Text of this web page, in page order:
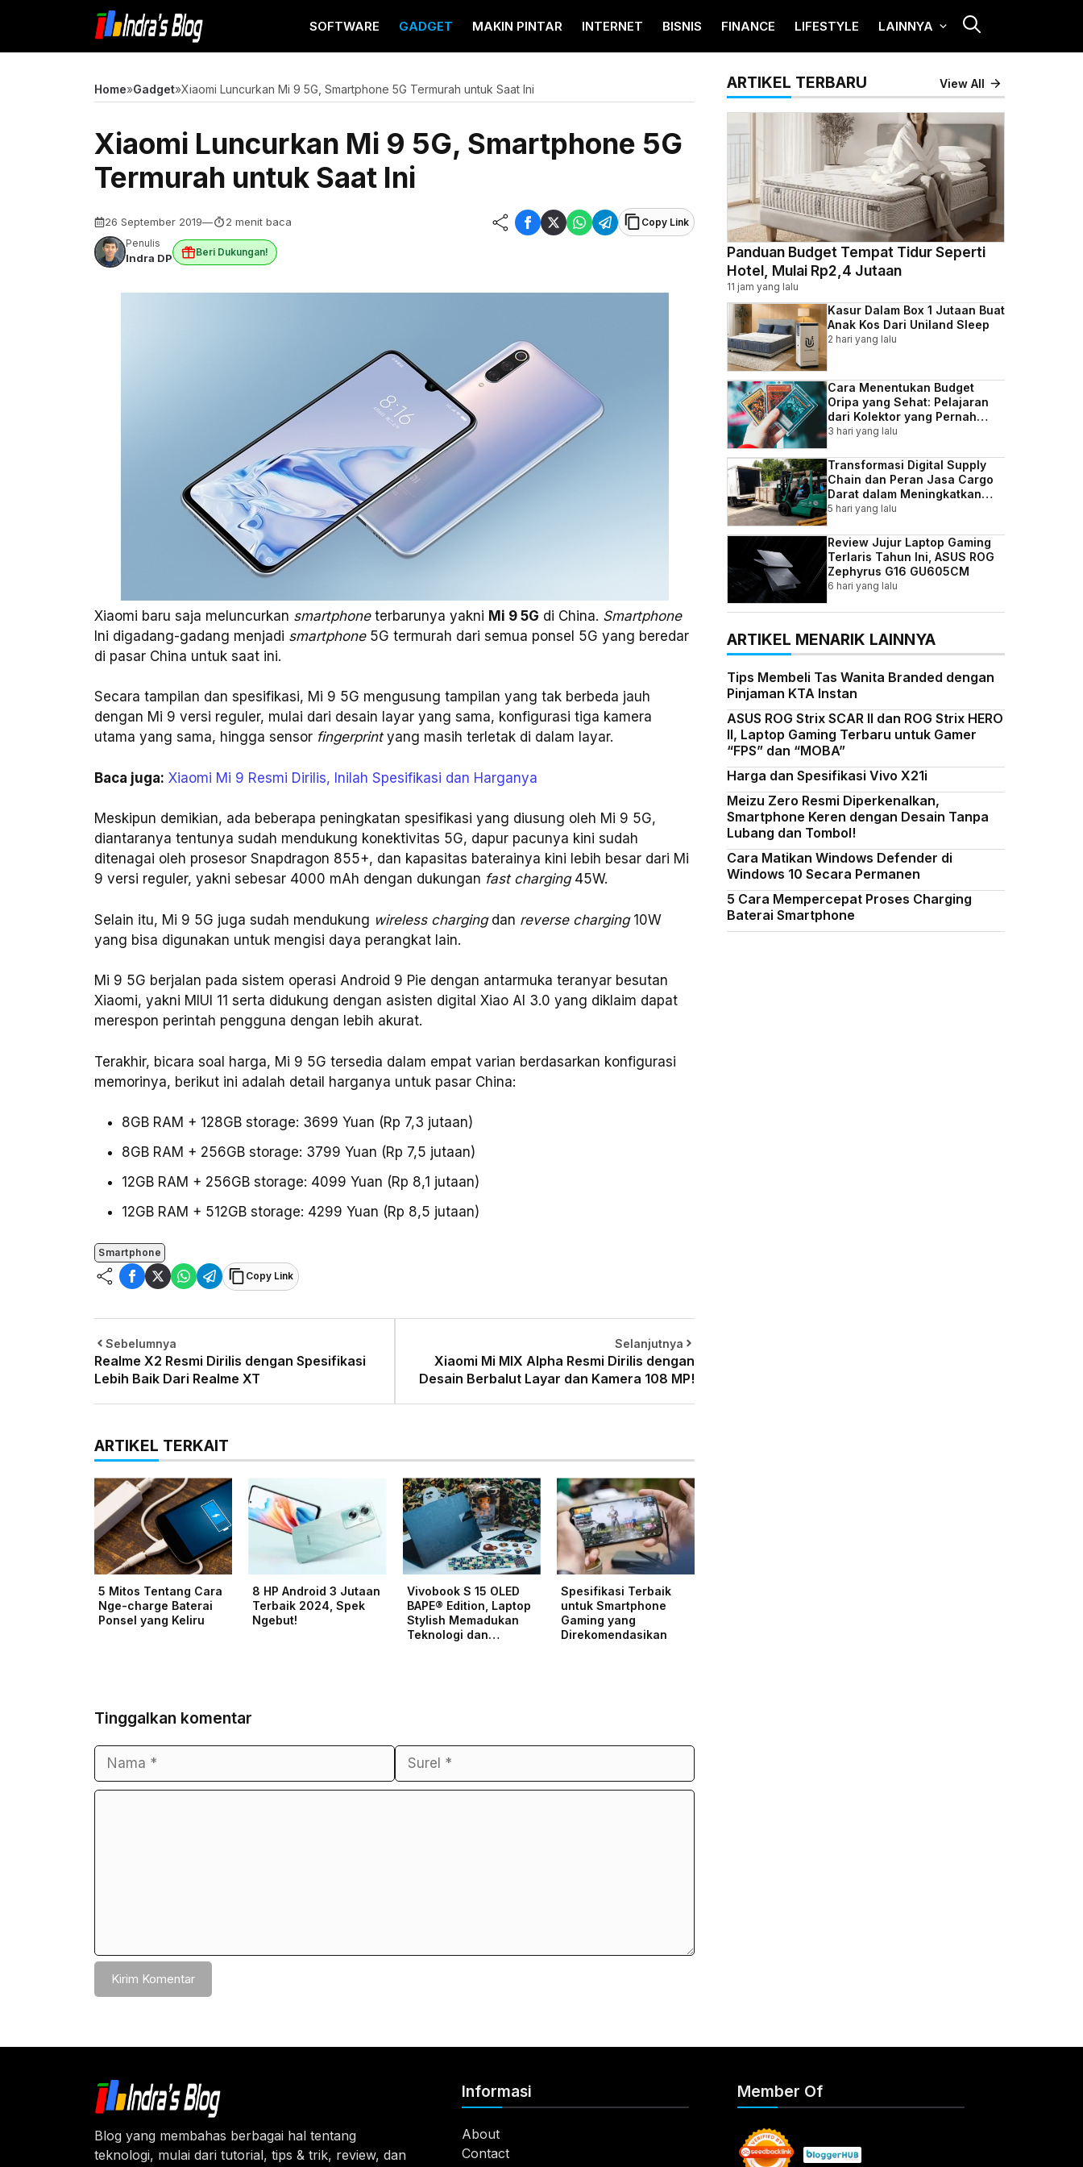
isi
SOFTWARE GADGET MAKIN PINTAR INTERNET BISNIS FINANCE LIFESTYLE LAINNYA
Home»Gadget»Xiaomi Luncurkan Mi 9 5G, Smartphone 5G Termurah untuk Saat Ini
Xiaomi Luncurkan Mi 9 5G, Smartphone 5G
Termurah untuk Saat Ini
26 September 2019— 2 menit baca
Copy Link
Penulis
Indra DP Beri Dukungan!
Xiaomi baru saja meluncurkan smartphone terbarunya yakni Mi 9 5G di China. Smartphone
Ini digadang-gadang menjadi smartphone 5G termurah dari semua ponsel 5G yang beredar
di pasar China untuk saat ini.
Secara tampilan dan spesifikasi, Mi 9 5G mengusung tampilan yang tak berbeda jauh
dengan Mi 9 versi reguler, mulai dari desain layar yang sama, konfigurasi tiga kamera
utama yang sama, hingga sensor fingerprint yang masih terletak di dalam layar.
Baca juga: Xiaomi Mi 9 Resmi Dirilis, Inilah Spesifikasi dan Harganya
Meskipun demikian, ada beberapa peningkatan spesifikasi yang diusung oleh Mi 9 5G,
diantaranya tentunya sudah mendukung konektivitas 5G, dapur pacunya kini sudah
ditenagai oleh prosesor Snapdragon 855+, dan kapasitas baterainya kini lebih besar dari Mi
9 versi reguler, yakni sebesar 4000 mAh dengan dukungan fast charging45W.
Selain itu, Mi 9 5G juga sudah mendukung wireless chargingdan reverse charging10W
yang bisa digunakan untuk mengisi daya perangkat lain.
Mi 9 5G berjalan pada sistem operasi Android 9 Pie dengan antarmuka teranyar besutan
Xiaomi, yakni MIUI 11 serta didukung dengan asisten digital Xiao AI 3.0 yang diklaim dapat
merespon perintah pengguna dengan lebih akurat.
Terakhir, bicara soal harga, Mi 9 5G tersedia dalam empat varian berdasarkan konfigurasi
memorinya, berikut ini adalah detail harganya untuk pasar China:
8GB RAM + 128GB storage: 3699 Yuan (Rp 7,3 jutaan)
8GB RAM + 256GB storage: 3799 Yuan (Rp 7,5 jutaan)
12GB RAM + 256GB storage: 4099 Yuan (Rp 8,1 jutaan)
12GB RAM + 512GB storage: 4299 Yuan (Rp 8,5 jutaan)
Smartphone
Copy Link
Sebelumnya
Realme X2 Resmi Dirilis dengan Spesifikasi
Lebih Baik Dari Realme XT
Selanjutnya
Xiaomi Mi MIX Alpha Resmi Dirilis dengan
Desain Berbalut Layar dan Kamera 108 MP!
ARTIKEL TERKAIT
5 Mitos Tentang Cara
Nge-charge Baterai
Ponsel yang Keliru
8 HP Android 3 Jutaan
Terbaik 2024, Spek
Ngebut!
Vivobook S 15 OLED
BAPE® Edition, Laptop
Stylish Memadukan
Teknologi dan…
Spesifikasi Terbaik
untuk Smartphone
Gaming yang
Direkomendasikan
Tinggalkan komentar
Nama
Surel
ARTIKEL TERBARU View All
Panduan Budget Tempat Tidur Seperti
Hotel, Mulai Rp2,4 Jutaan
11 jam yang lalu
Kasur Dalam Box 1 Jutaan Buat
Anak Kos Dari Uniland Sleep
2 hari yang lalu
Cara Menentukan Budget
Oripa yang Sehat: Pelajaran
dari Kolektor yang Pernah
Kebablasan
3 hari yang lalu
Transformasi Digital Supply
Chain dan Peran Jasa Cargo
Darat dalam Meningkatkan
Efisiensi Bisnis Indonesia
5 hari yang lalu
Review Jujur Laptop Gaming
Terlaris Tahun Ini, ASUS ROG
Zephyrus G16 GU605CM
6 hari yang lalu
ARTIKEL MENARIK LAINNYA
Tips Membeli Tas Wanita Branded dengan
Pinjaman KTA Instan
ASUS ROG Strix SCAR II dan ROG Strix HERO
II, Laptop Gaming Terbaru untuk Gamer
“FPS” dan “MOBA”
Harga dan Spesifikasi Vivo X21i
Meizu Zero Resmi Diperkenalkan,
Smartphone Keren dengan Desain Tanpa
Lubang dan Tombol!
Cara Matikan Windows Defender di
Windows 10 Secara Permanen
5 Cara Mempercepat Proses Charging
Baterai Smartphone
Blog yang membahas berbagai hal tentang
teknologi, mulai dari tutorial, tips & trik, review, dan
Informasi
About
Contact
Member Of